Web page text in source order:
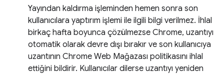
Yayından kaldırma işleminden hemen sonra son
kullanıcılara yaptırım işlemi ile ilgili bilgi verilmez. İhlal
birkaç hafta boyunca çözülmezse Chrome, uzantıyı
otomatik olarak devre dışı bırakır ve son kullanıcıya
uzantının Chrome Web Mağazası politikasını ihlal
ettiğini bildirir. Kullanıcılar dilerse uzantıyı yeniden